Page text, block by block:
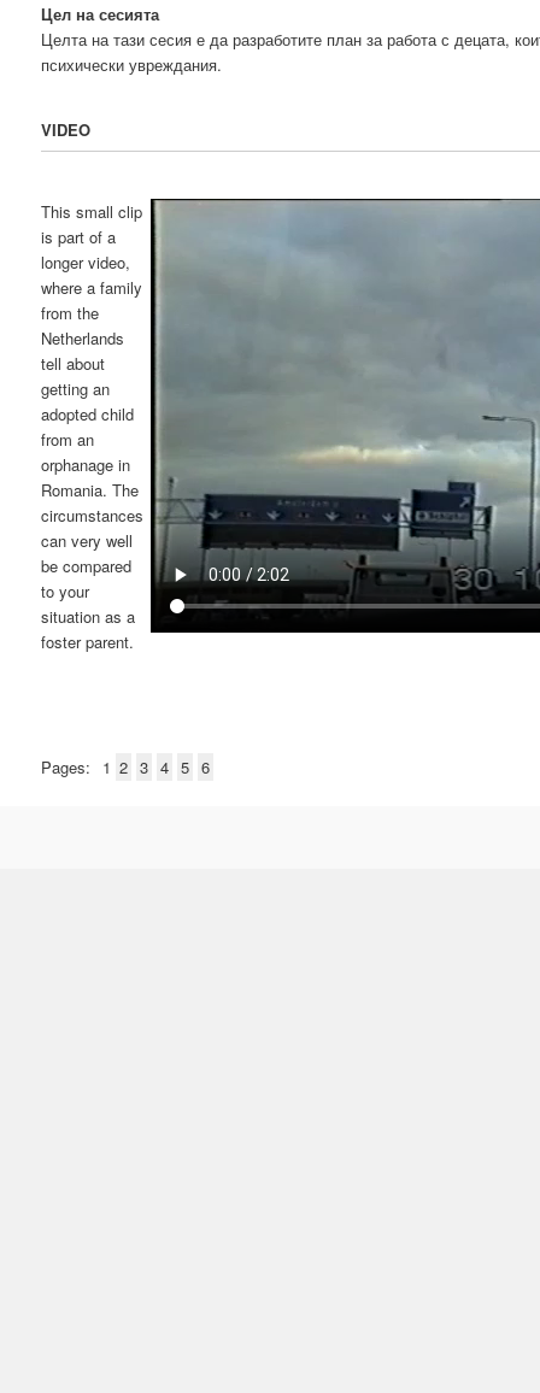
Цел на сесията
Целта на тази сесия е да разработите план за работа с децата,
психически увреждания.
VIDEO
This small clip
is part of a
longer video,
where a family
from the
Netherlands
tell about
getting an
adopted child
from an
orphanage in
Romania. The
circumstances
can very well
be compared
to your
situation as a
foster parent.
Pages: 1 2 3 4 5 6